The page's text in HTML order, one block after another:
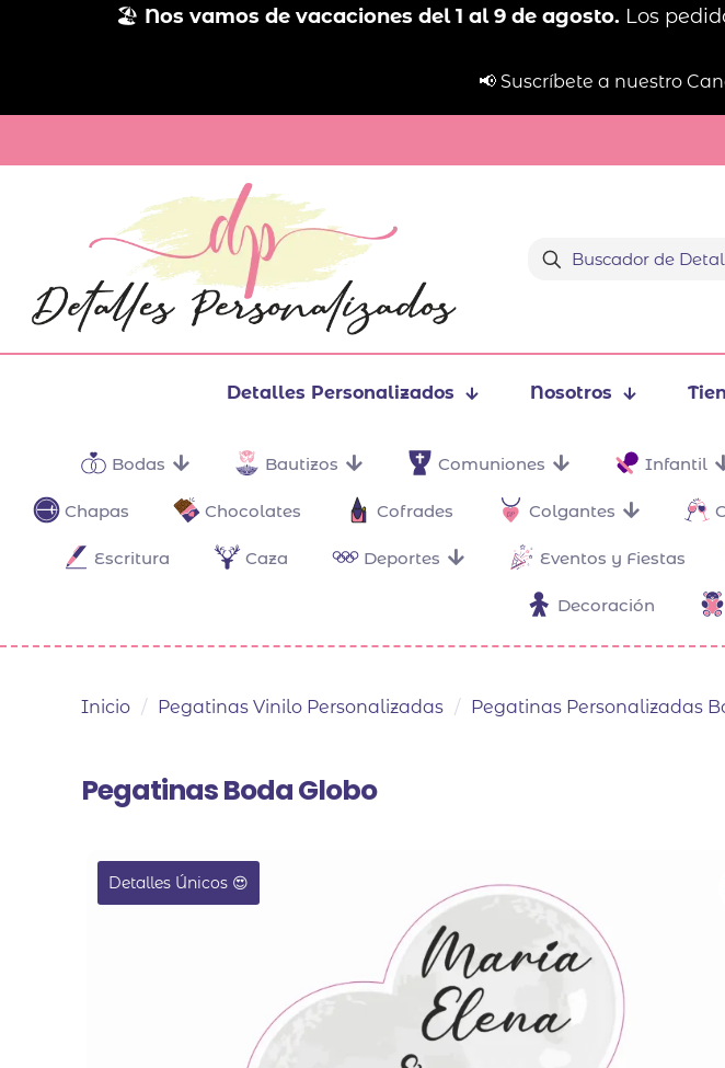
🏖️ Nos vamos de vacaciones del 1 al 9 de agosto. Los
📢 Suscríbete a nuestro
Detalles Personalizados Nosotros
Bodas Bautizos Comuniones Infantil
Chapas Chocolates Cofrades Colgantes
Escritura Caza Deportes Eventos y Fiestas
Decoración
Inicio / Pegatinas Vinilo Personalizadas / Pegatinas Personalizadas
Pegatinas Boda Globo